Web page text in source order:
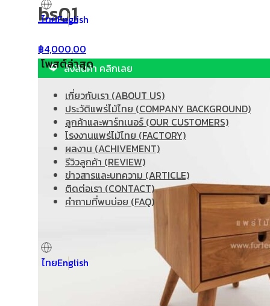
English
ไทย
โพสต์ล่าสุด
เกี่ยวกับเรา (ABOUT US)
ประวัติแพร่ไม้ไทย (COMPANY BACKGROUND)
ลูกค้าและพาร์ทเนอร์ (OUR CUSTOMERS)
โรงงานแพร่ไม้ไทย (FACTORY)
ผลงาน (ACHIVEMENT)
รีวิวลูกค้า (REVIEW)
ข่าวสารและบทความ (ARTICLE)
ติดต่อเรา (CONTACT)
คำถามที่พบบ่อย (FAQ)
English
ไทย
bs01
฿4,000.00
สั่งสินค้า คลิกเลย